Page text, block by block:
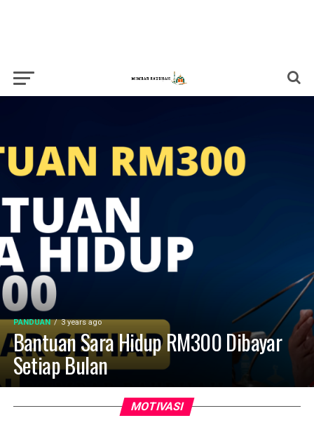
PANDUAN 3 years ago
Bantuan Sara Hidup RM300 Dibayar
Setiap Bulan
MOTIVASI